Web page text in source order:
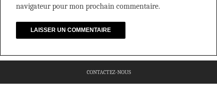
navigateur pour mon prochain commentaire.
CONTACTEZ-NOUS